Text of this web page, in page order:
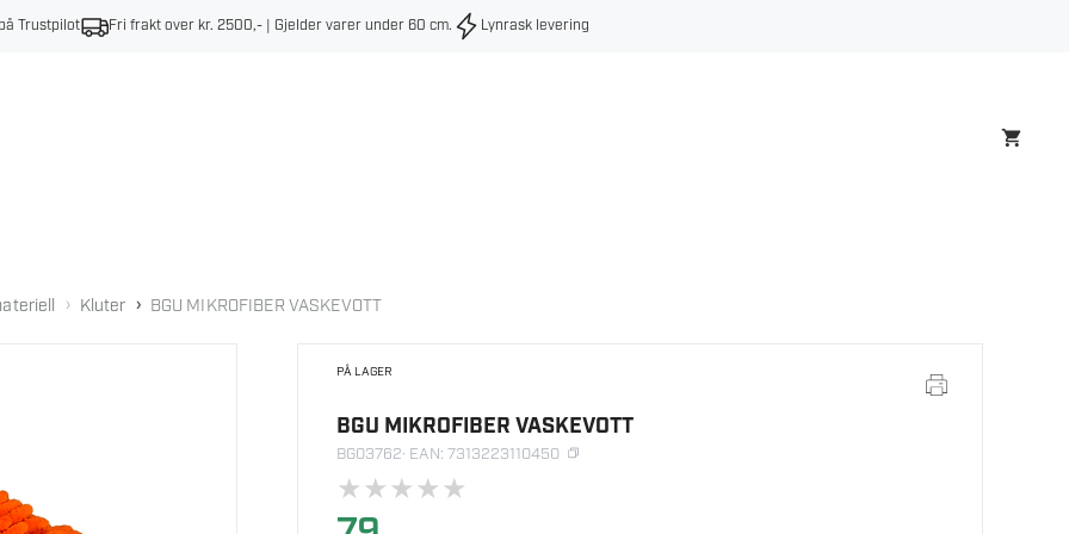
Trustpilot Fri frakt over kr. 2500,- | Gjelder varer under 60 cm. Lynrask levering
› Kluter › BGU MIKROFIBER VASKEVOTT
PÅ LAGER
BGU MIKROFIBER VASKEVOTT
BG03762· EAN: 7313223110450
★★★★★